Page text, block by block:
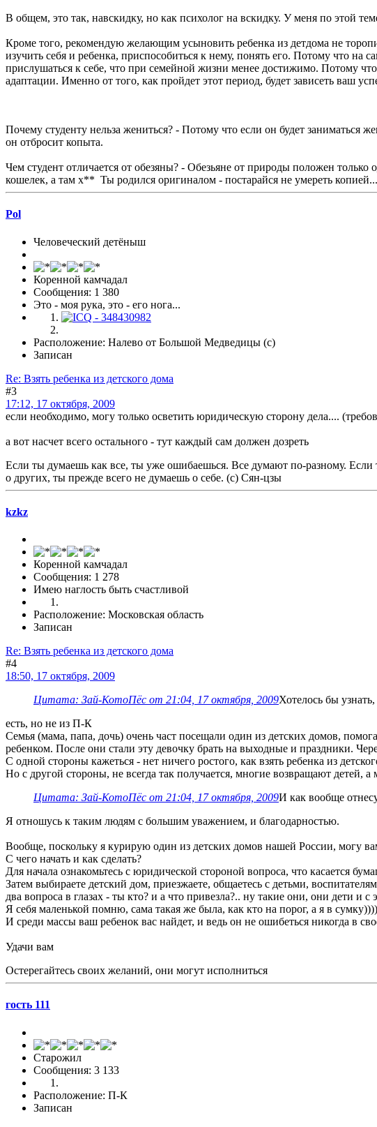
В общем, это так, навскидку, но как психолог на вскидку. У меня по этой
Кроме того, рекомендую желающим усыновить ребенка из детдома не
изучить себя и ребенка, приспособиться к нему, понять его. Потому что на
прислушаться к себе, что при семейной жизни менее достижимо. Потому
адаптации. Именно от того, как пройдет этот период, будет зависеть ваш
Почему студенту нельза жениться? - Потому что если он будет заниматься
он отбросит копыта.
Чем студент отличается от обезяны? - Обезьяне от природы положен
кошелек, а там х** Ты родился оригиналом - постарайся не умереть копией...
Pol
Человеческий детёныш
Коренной камчадал
Сообщения: 1 380
Это - моя рука, это - его нога...
Расположение: Налево от Большой Медведицы (с)
Записан
Re: Взять ребенка из детского дома
#3
17:12, 17 октября, 2009
если необходимо, могу только осветить юридическую сторону дела....
а вот насчет всего остального - тут каждый сам должен дозреть
Если ты думаешь как все, ты уже ошибаешься. Все думают по-разному.
о других, ты прежде всего не думаешь о себе. (с) Сян-цзы
kzkz
Коренной камчадал
Сообщения: 1 278
Имею наглость быть счастливой
Расположение: Московская область
Записан
Re: Взять ребенка из детского дома
#4
18:50, 17 октября, 2009
Цитата: Зай-КотоПёс от 21:04, 17 октября, 2009Хотелось бы
есть, но не из П-К
Семья (мама, папа, дочь) очень част посещали один из детских домов,
ребенком. После они стали эту девочку брать на выходные и праздники.
С одной стороны кажеться - нет ничего ростого, как взять ребенка из
Но с другой стороны, не всегда так получается, многие возвращают детей,
Цитата: Зай-КотоПёс от 21:04, 17 октября, 2009И как вообще
Я отношусь к таким людям с большим уважением, и благодарностью.
Вообще, поскольку я курирую один из детских домов нашей России, могу
С чего начать и как сделать?
Для начала ознакомьтесь с юридической стороной вопроса, что касается
Затем выбираете детский дом, приезжаете, общаетесь с детьми,
два вопроса в глазах - ты кто? и а что привезла?.. ну такие они, они дети и
Я себя маленькой помню, сама такая же была, как кто на порог, а я в сумку))))
И среди массы ваш ребенок вас найдет, и ведь он не ошибеться никогда в
Удачи вам
Остерегайтесь своих желаний, они могут исполниться
гость 111
Старожил
Сообщения: 3 133
Расположение: П-К
Записан